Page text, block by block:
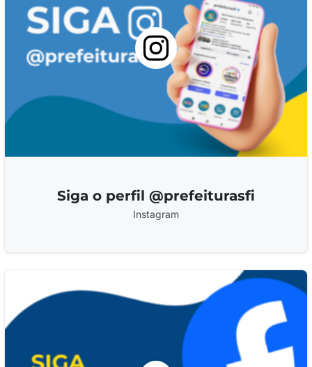
Siga o perfil @prefeiturasfi
Instagram